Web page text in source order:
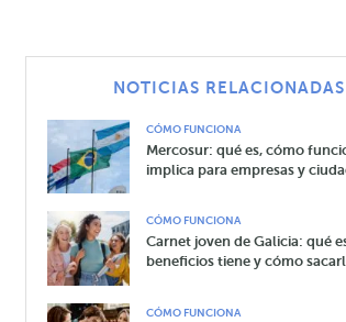
NOTICIAS RELACIONADAS
CÓMO FUNCIONA
Mercosur: qué es, cómo
implica para empresas y
CÓMO FUNCIONA
Carnet joven de Galicia: qué
beneficios tiene y cómo
CÓMO FUNCIONA